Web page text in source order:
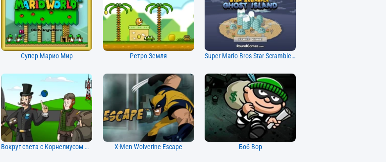
Супер Марио Мир Ретро Земля Super Mario Bros Star Scramble 2 Остров призраков
Вокруг света с Корнелиусом Дж. Экспедиусом X-Men Wolverine Escape Боб Вор